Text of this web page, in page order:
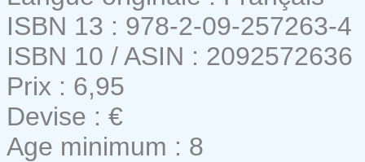
ISBN 13 : 978-2-09-257263-4
ISBN 10 / ASIN : 2092572636
Prix : 6,95
Devise : €
Age minimum : 8